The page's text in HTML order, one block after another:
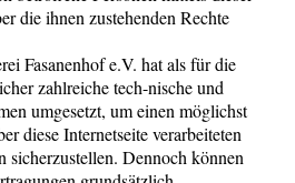
die ihnen zustehenden Rechte
Fasanenhof e.V. hat als für die
zahlreiche tech-nische und
umgesetzt, um einen möglichst
diese Internetseite verarbeiteten
sicherzustellen. Dennoch können